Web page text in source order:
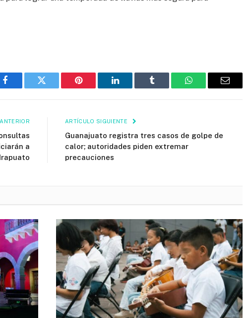
Facebook Twitter Pinterest LinkedIn Tumblr WhatsAppEmail
a
ARTÍCULO SIGUIENTE
Guanajuato registra tres casos de golpe de
calor; autoridades piden extremar
precauciones